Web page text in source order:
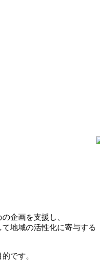
企画を支援し、
地域の活性化に寄与する
です。